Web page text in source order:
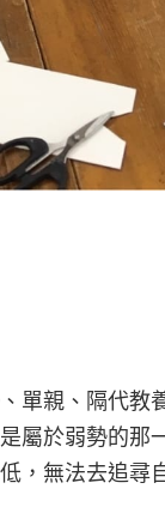
單親、隔代教
屬於弱勢的那
，無法去追尋